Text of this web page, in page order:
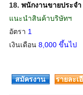
18. พนักงานขายประจ
แนะนำสินค้าบริษัทฯ
อัตรา 1
เงินเดือน 8,000 ขึ้นไป
สมัครงาน
รายละเ